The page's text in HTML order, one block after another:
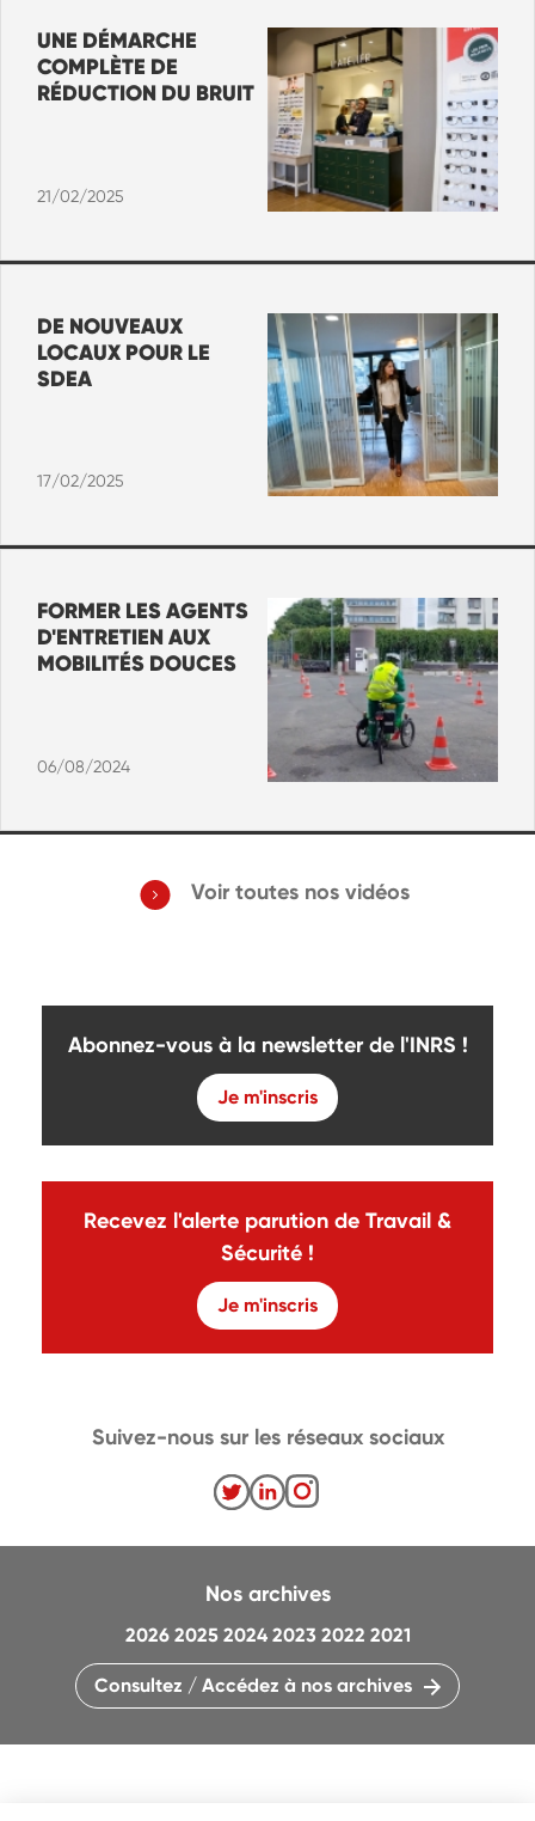
UNE DÉMARCHE
COMPLÈTE DE
RÉDUCTION DU BRUIT
21/02/2025
DE NOUVEAUX
LOCAUX POUR LE
SDEA
17/02/2025
FORMER LES AGENTS
D'ENTRETIEN AUX
MOBILITÉS DOUCES
06/08/2024
Voir toutes nos vidéos
Abonnez-vous à la newsletter de l'INRS !
Je m'inscris
Recevez l'alerte parution de Travail &
Sécurité !
Je m'inscris
Nos archives
2026 2025 2024 2023 2022 2021
Consultez / Accédez à nos archives
Suivez-nous sur les réseaux sociaux